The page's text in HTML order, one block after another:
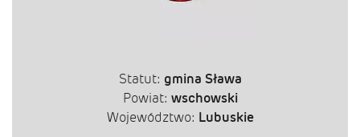
Statut: gmina Sława
Powiat: wschowski
Województwo: Lubuskie